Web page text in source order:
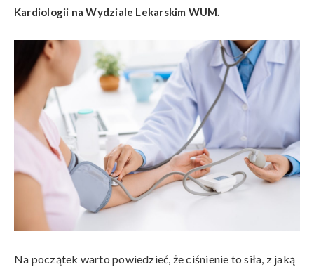
Kardiologii na Wydziale Lekarskim WUM.
Na początek warto powiedzieć, że ciśnienie to siła, z jaką